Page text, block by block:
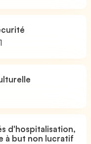
d'hospitalisation,
à but non lucratif